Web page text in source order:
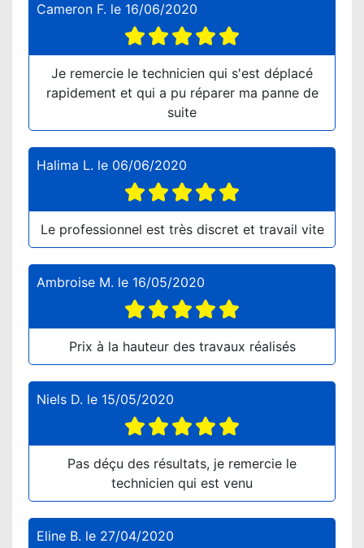
Cameron F. le 16/06/2020
Je remercie le technicien qui s'est déplacé
rapidement et qui a pu réparer ma panne de
suite
Halima L. le 06/06/2020
Le professionnel est très discret et travail vite
Ambroise M. le 16/05/2020
Prix à la hauteur des travaux réalisés
Niels D. le 15/05/2020
Pas déçu des résultats, je remercie le
technicien qui est venu
Eline B. le 27/04/2020